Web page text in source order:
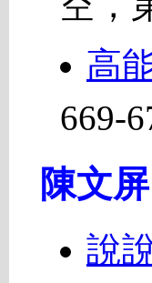
高
669-
陳文
說